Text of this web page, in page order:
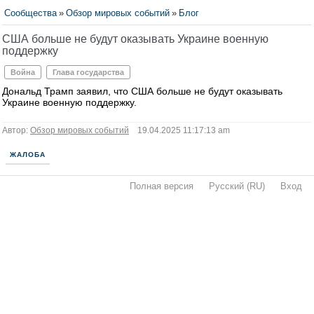
Сообщества » Обзор мировых событий » Блог
США больше не будут оказывать Украине военную
поддержку
Война Глава государства
Дональд Трамп заявил, что США больше не будут оказывать
Украине военную поддержку.
Автор: Обзор мировых событий 19.04.2025 11:17:13 am
ЖАЛОБА
Полная версия Русский (RU) Вход